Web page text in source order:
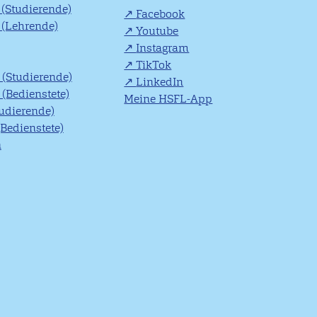
Facebook
Youtube
Instagram
TikTok
LinkedIn
Meine HSFL-App